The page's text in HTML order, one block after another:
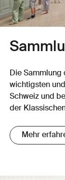
Die Sammlung
wichtigsten
Schweiz und
der
Mehr